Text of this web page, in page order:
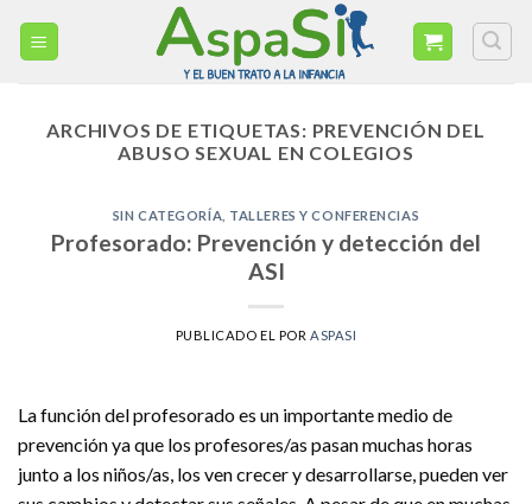
ARCHIVOS DE ETIQUETAS: PREVENCIÓN DEL
ABUSO SEXUAL EN COLEGIOS
SIN CATEGORÍA TALLERES Y CONFERENCIAS
Profesorado: Prevención y detección del
ASI
PUBLICADO EL POR ASPASI
La función del profesorado es un importante medio de
prevención ya que los profesores/as pasan muchas horas
junto a los niños/as, los ven crecer y desarrollarse, pueden ver